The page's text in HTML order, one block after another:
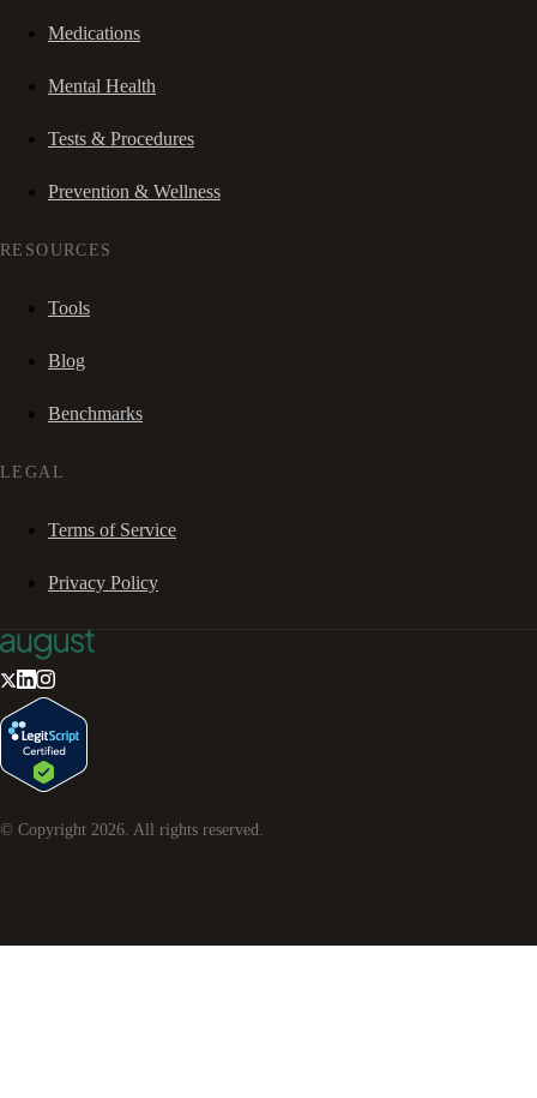
Medications
Mental Health
Tests & Procedures
Prevention & Wellness
RESOURCES
Tools
Blog
Benchmarks
LEGAL
Terms of Service
Privacy Policy
© Copyright 2026. All rights reserved.